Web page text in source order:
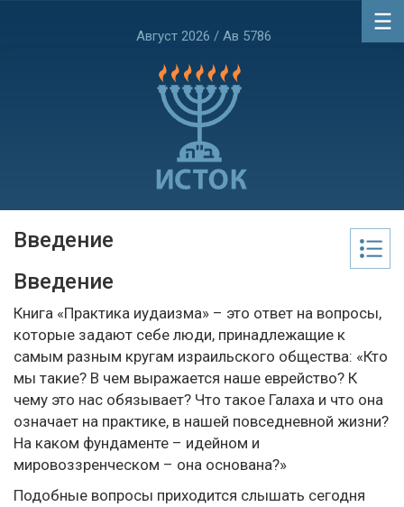
Август 2026 / Ав 5786
Введение
Введение
Книга «Практика иудаизма» – это ответ на вопросы,
которые задают себе люди, принадлежащие к
самым разным кругам израильского общества: «Кто
мы такие? В чем выражается наше еврейство? К
чему это нас обязывает? Что такое Галаха и что она
означает на практике, в нашей повседневной жизни?
На каком фундаменте – идейном и
мировоззренческом – она основана?»
Подобные вопросы приходится слышать сегодня